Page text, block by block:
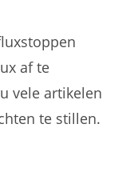
af te
vele artikelen
te stillen.